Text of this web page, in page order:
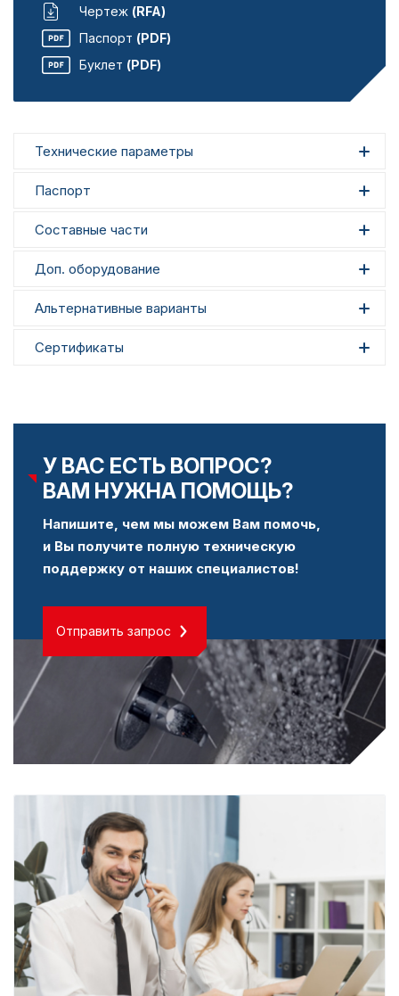
Чертеж (RFA)
Паспорт (PDF)
Буклет (PDF)
Технические параметры
Паспорт
Составные части
Доп. оборудование
Альтернативные варианты
Сертификаты
У ВАС ЕСТЬ ВОПРОС?
ВАМ НУЖНА ПОМОЩЬ?
Напишите, чем мы можем Вам помочь,
и Вы получите полную техническую
поддержку от наших специалистов!
Отправить запрос